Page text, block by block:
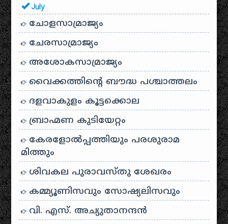
July
ചോളസാമ്രാജ്യം
ചേരസാമ്രാജ്യം
അശോകസാമ്രാജ്യം
വൈക്കത്തിന്റെ ബൗദ്ധ പശ്ചാത്തലം
ദളവാകുളം കൂട്ടക്കൊല
ബ്രാഹ്മണ കുടിയേറ്റം
കേരളോൽപ്പത്തിയും പരശുരാമ
മിത്തും
ശിവകല പുരാവസ്തു ശേഖരം
കമ്മ്യൂണിസവും സോഷ്യലിസവും
വി. എസ്. അച്യുതാനന്ദൻ